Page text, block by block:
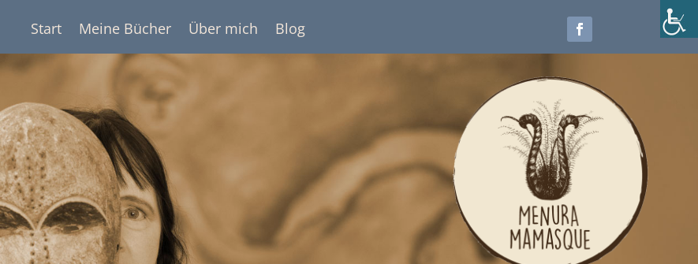
Start Meine Bücher Über mich Blog